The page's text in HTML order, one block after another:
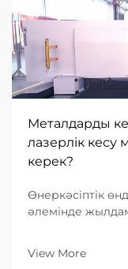
Металдарды
лазерлік
керек?
Өнеркәсіптік
әлемінде
бағытталған
View More